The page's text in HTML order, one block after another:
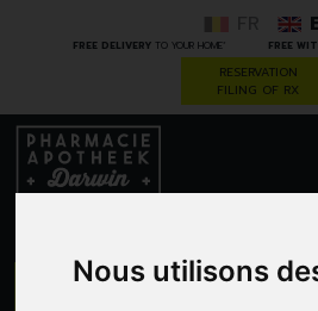
Nous utilisons
FREE DELIVERYTO YOUR HOME* FREE
RESERVATION
FILING OF RX